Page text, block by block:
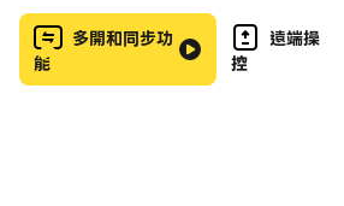
多開和同步功
能
遠端操
控